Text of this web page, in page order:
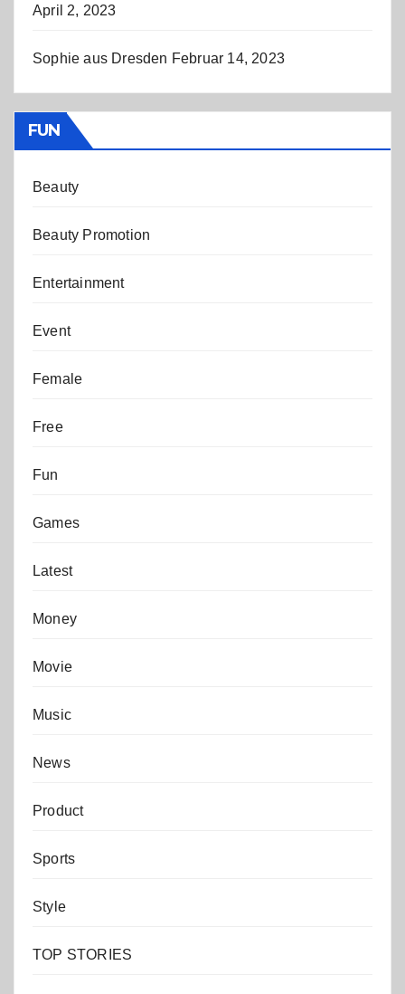
April 2, 2023
Sophie aus Dresden Februar 14, 2023
FUN
Beauty
Beauty Promotion
Entertainment
Event
Female
Free
Fun
Games
Latest
Money
Movie
Music
News
Product
Sports
Style
TOP STORIES